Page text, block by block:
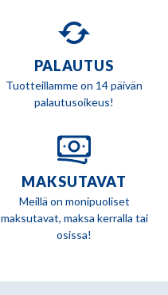
PALAUTUS
Tuotteillamme on 14 päivän
palautusoikeus!
MAKSUTAVAT
Meillä on monipuoliset
maksutavat, maksa kerralla tai
osissa!